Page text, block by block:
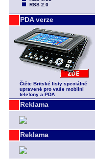
RSS 2.0
PDA verze
Čtěte Britské listy speciálně
upravené pro vaše mobilní
telefony a PDA
Reklama
Reklama